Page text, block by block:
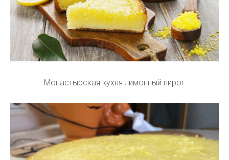
Монастырская кухня лимонный пирог